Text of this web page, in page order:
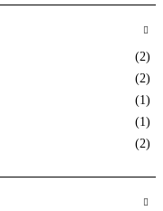
(2)
(2)
(1)
(1)
(2)